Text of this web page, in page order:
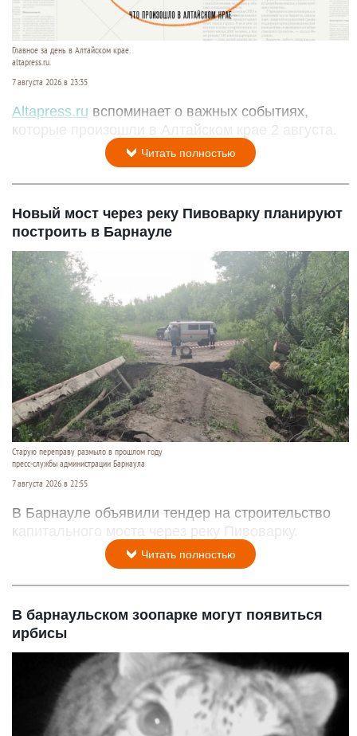
Главное за день в Алтайском крае.
altapress.ru.
7 августа 2026 в 23:35
Altapress.ru вспоминает о важных событиях,
которые произошли в Алтайском крае 2 августа.
Читать полностью
Новый мост через реку Пивоварку планируют
построить в Барнауле
Старую переправу размыло в прошлом году
пресс-службы администрации Барнаула
7 августа 2026 в 22:55
В Барнауле объявили тендер на строительство
капитального моста через реку Пивоварку.
Читать полностью
В барнаульском зоопарке могут появиться
ирбисы